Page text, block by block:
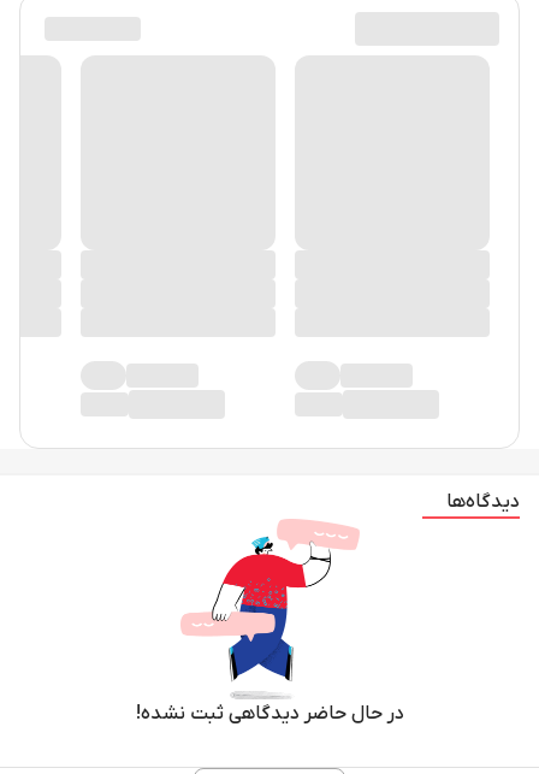
دیدگاه‌ها
در حال حاضر دیدگاهی ثبت نشده!